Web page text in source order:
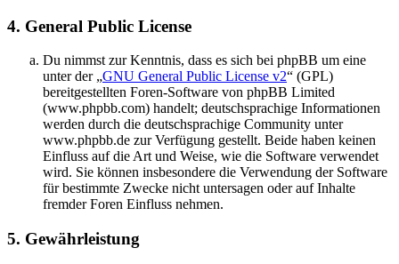
4. General Public License
Du nimmst zur Kenntnis, dass es sich bei phpBB um eine
unter der „GNU General Public License v2“ (GPL)
bereitgestellten Foren-Software von phpBB Limited
(www.phpbb.com) handelt; deutschsprachige Informationen
werden durch die deutschsprachige Community unter
www.phpbb.de zur Verfügung gestellt. Beide haben keinen
Einfluss auf die Art und Weise, wie die Software verwendet
wird. Sie können insbesondere die Verwendung der Software
für bestimmte Zwecke nicht untersagen oder auf Inhalte
fremder Foren Einfluss nehmen.
5. Gewährleistung